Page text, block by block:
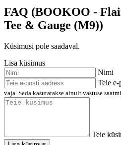
FAQ (BOOKOO -
Tee & Gauge (M9))
Küsimusi pole saadaval.
Lisa küsimus
Nimi
Teie e-
vaja. Seda kasutatakse ainult vastuse
Teie